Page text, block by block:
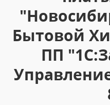
Бытовой
ПП